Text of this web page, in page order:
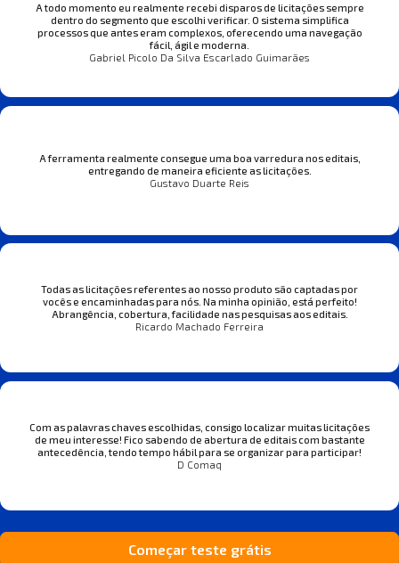
A todo momento eu realmente recebi disparos de licitações sempre
dentro do segmento que escolhi verificar. O sistema simplifica
processos que antes eram complexos, oferecendo uma navegação
fácil, ágil e moderna.
Gabriel Picolo Da Silva Escarlado Guimarães
A ferramenta realmente consegue uma boa varredura nos editais,
entregando de maneira eficiente as licitações.
Gustavo Duarte Reis
Todas as licitações referentes ao nosso produto são captadas por
vocês e encaminhadas para nós. Na minha opinião, está perfeito!
Abrangência, cobertura, facilidade nas pesquisas aos editais.
Ricardo Machado Ferreira
Com as palavras chaves escolhidas, consigo localizar muitas licitações
de meu interesse! Fico sabendo de abertura de editais com bastante
antecedência, tendo tempo hábil para se organizar para participar!
D Comaq
Começar teste grátis